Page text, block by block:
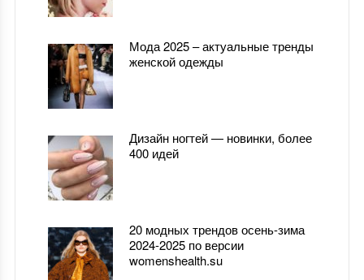
Мода 2025 – актуальные тренды
женской одежды
Дизайн ногтей — новинки, более
400 идей
20 модных трендов осень-зима
2024-2025 по версии
womenshealth.su